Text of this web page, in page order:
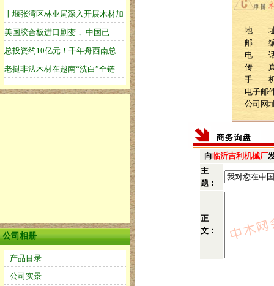
公司相册
·产品目录
·公司实景
地 址
邮 编
电 话
传 真
手 机
电子邮
公司网
向临沂吉利机械厂
主
题：
正
文：